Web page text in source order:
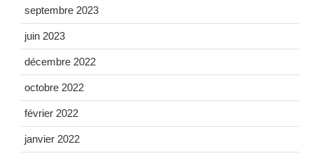
septembre 2023
juin 2023
décembre 2022
octobre 2022
février 2022
janvier 2022